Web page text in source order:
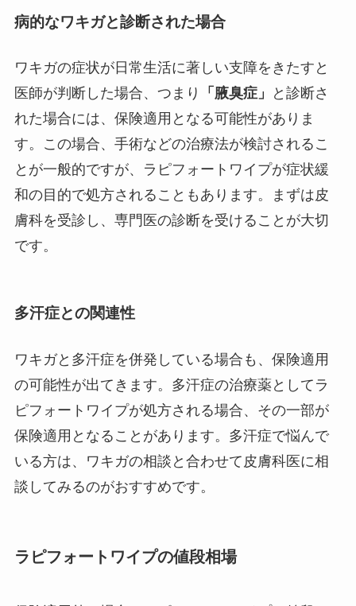
病的なワキガと診断された場合
ワキガの症状が日常生活に著しい支障をきたすと
医師が判断した場合、つまり
「腋臭症」
と診断さ
れた場合には、保険適用となる可能性がありま
す。この場合、手術などの治療法が検討されるこ
とが一般的ですが、ラピフォートワイプが症状緩
和の目的で処方されることもあります。まずは皮
膚科を受診し、専門医の診断を受けることが大切
です。
多汗症との関連性
ワキガと多汗症を併発している場合も、保険適用
の可能性が出てきます。多汗症の治療薬としてラ
ピフォートワイプが処方される場合、その一部が
保険適用となることがあります。多汗症で悩んで
いる方は、ワキガの相談と合わせて皮膚科医に相
談してみるのがおすすめです。
ラピフォートワイプの値段相場